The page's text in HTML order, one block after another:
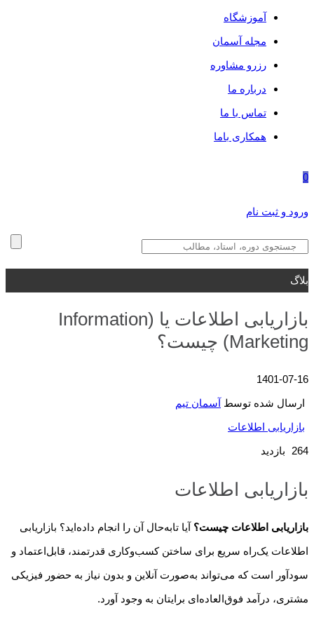
آموزشگاه
مجله آسمان
رزرو مشاوره
درباره ما
تماس با ما
همکاری باما
0
ورود و ثبت نام
بلاگ
بازاریابی اطلاعات یا (Information
Marketing) چیست؟
1401-07-16
ارسال شده توسط آسمان تیم
بازاریابی اطلاعات
264 بازدید
بازاریابی اطلاعات
بازاریابی اطلاعات چیست؟ آیا تابه‌حال آن را انجام داده‌اید؟ بازاریابی
اطلاعات یک‌راه سریع برای ساختن کسب‌وکاری قدرتمند، قابل‌اعتماد و
سودآور است که می‌تواند به‌صورت آنلاین و بدون نیاز به حضور فیزیکی
مشتری، درآمد فوق‌العاده‌ای برایتان به وجود آورد.